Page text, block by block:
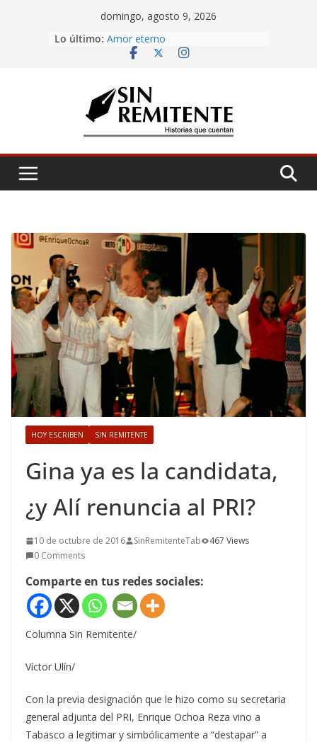
domingo, agosto 9, 2026
Lo último: Misa de 12
Amor eterno
La Carta
HOY ESCRIBEN SIN REMITENTE
Gina ya es la candidata,
¿y Alí renuncia al PRI?
10 de octubre de 2016 SinRemitenteTab
467 Views
0 Comments
Comparte en tus redes sociales:
Columna Sin Remitente/
Víctor Ulín/
Con la previa designación que le hizo como su secretaria
general adjunta del PRI, Enrique Ochoa Reza vino a
Tabasco a legitimar y simbólicamente a “destapar” a